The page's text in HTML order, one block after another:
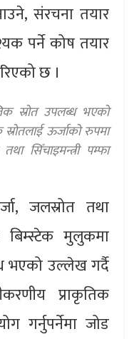
संरचना तयार
पर्ने कोष तयार
छ ।
स्रोत उपलब्ध भएको
ऊर्जाको रुपमा
सिँचाइमन्त्री पम्फा
जलस्रोत तथा
बिम्स्टेक मुलुकमा
भएको उल्लेख गर्दै
प्राकृतिक
गर्नुपर्नेमा जोड